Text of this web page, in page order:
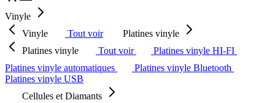
Vinyle
Vinyle
Tout voir
Platines vinyle
Platines vinyle
Tout voir
Platines vinyle HI-FI
Platines vinyle automatiques
Platines vinyle Bluetooth
Platines vinyle USB
Cellules et Diamants